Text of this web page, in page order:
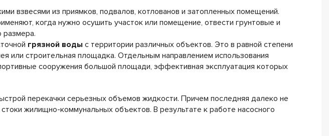
взвесями из приямков, подвалов, котлованов и затопленных помещений.
когда нужно осушить участок или помещение, отвести грунтовые и
грязной воды с территории различных объектов. Это в равной степени
или строительная площадка. Отдельным направлением использования
сооружения большой площади, эффективная эксплуатация которых
перекачки серьезных объемов жидкости. Причем последняя далеко не
жилищно-коммунальных объектов. В результате к работе насосного